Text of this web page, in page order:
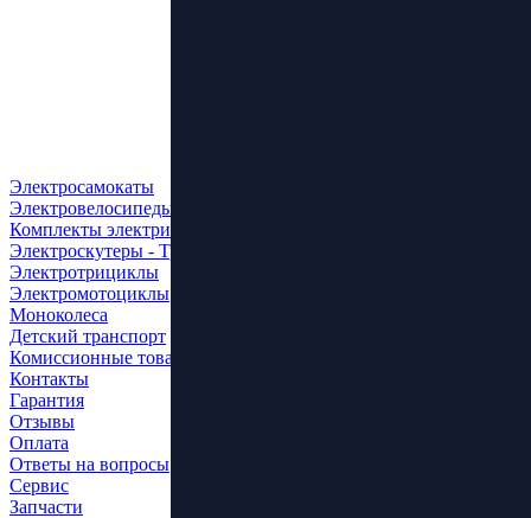
Электросамокаты
Электровелосипеды
Комплекты электрификации
Электроскутеры - Трайки
Электротрициклы
Электромотоциклы
Моноколеса
Детский транспорт
Комиссионные товары
Контакты
Гарантия
Отзывы
Оплата
Ответы на вопросы
Сервис
Запчасти